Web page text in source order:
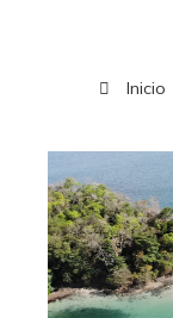
Inicio